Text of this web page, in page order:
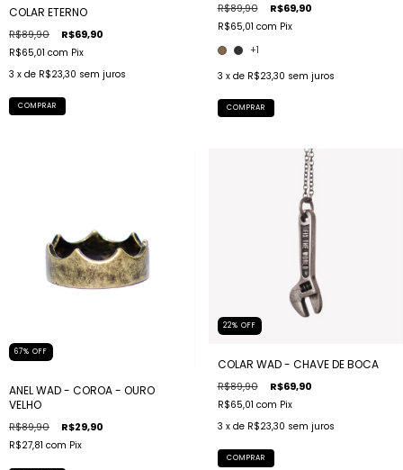
COLAR ETERNO
R$89,90 R$69,90
R$65,01 com Pix
3 x de R$23,30 sem juros
COMPRAR
R$89,90 R$69,90
R$65,01 com Pix
+1
3 x de R$23,30 sem juros
COMPRAR
67% OFF
ANEL WAD - COROA - OURO
VELHO
R$89,90 R$29,90
R$27,81 com Pix
22% OFF
COLAR WAD - CHAVE DE BOCA
R$89,90 R$69,90
R$65,01 com Pix
3 x de R$23,30 sem juros
COMPRAR